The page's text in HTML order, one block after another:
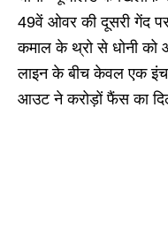
49वें ओवर की दूसरी गेंद
कमाल के थ्रो से धोनी को
लाइन के बीच केवल एक इंच
आउट ने करोड़ों फैंस का